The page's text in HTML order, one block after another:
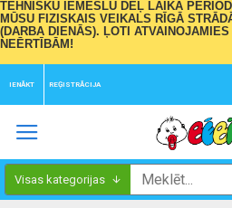
TEHNISKU IEMESLU DĒĻ LAIKA
MŪSU FIZISKAIS VEIKALS RĪGĀ
(DARBA DIENĀS). ĻOTI
NEĒRTĪBĀM!
IENĀKT REĢISTRĀCIJA
Visas kategorijas